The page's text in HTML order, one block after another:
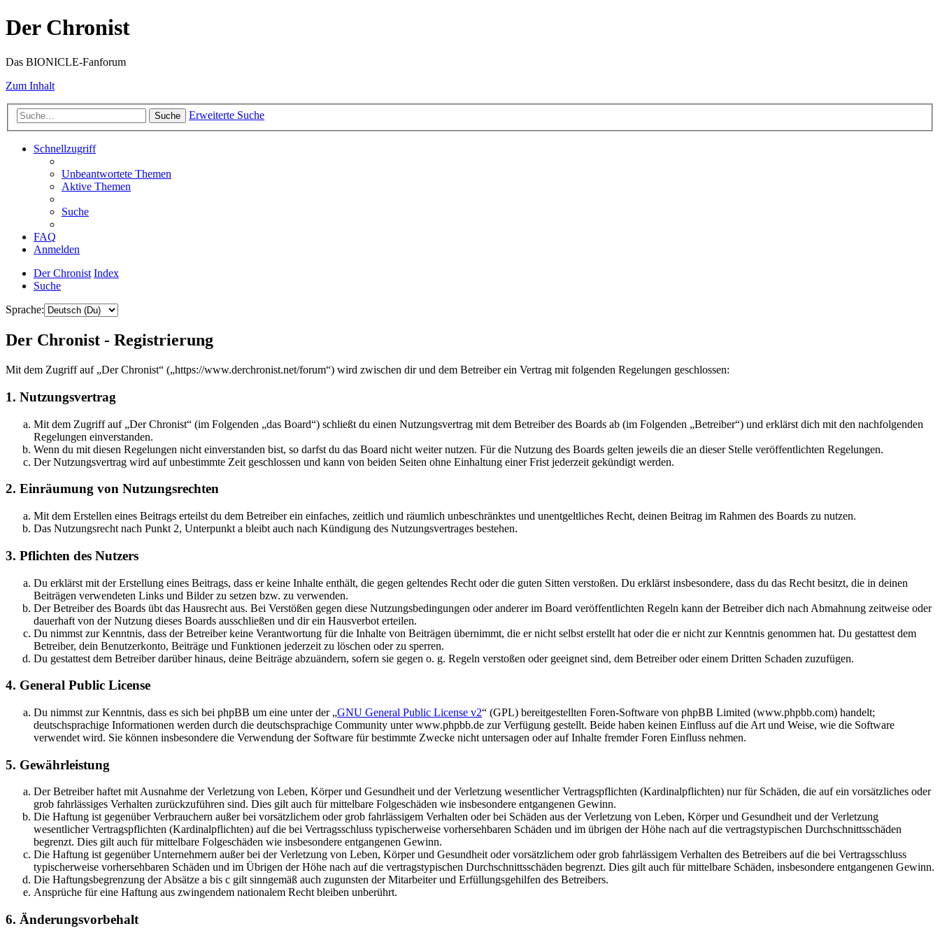
Der Chronist
Das BIONICLE-Fanforum
Zum Inhalt
Suche Erweiterte Suche
Schnellzugriff
Unbeantwortete Themen
Aktive Themen
Suche
FAQ
Anmelden
Der Chronist Index
Suche
Sprache:
Der Chronist - Registrierung
Mit dem Zugriff auf „Der Chronist“ („https://www.derchronist.net/forum“) wird zwischen dir und dem Betreiber ein Vertrag mit folgenden Regelungen geschlossen:
1. Nutzungsvertrag
Mit dem Zugriff auf „Der Chronist“ (im Folgenden „das Board“) schließt du einen Nutzungsvertrag mit dem Betreiber des Boards ab (im Folgenden „Betreiber“) und erklärst dich mit den nachfolgenden
Regelungen einverstanden.
Wenn du mit diesen Regelungen nicht einverstanden bist, so darfst du das Board nicht weiter nutzen. Für die Nutzung des Boards gelten jeweils die an dieser Stelle veröffentlichten Regelungen.
Der Nutzungsvertrag wird auf unbestimmte Zeit geschlossen und kann von beiden Seiten ohne Einhaltung einer Frist jederzeit gekündigt werden.
2. Einräumung von Nutzungsrechten
Mit dem Erstellen eines Beitrags erteilst du dem Betreiber ein einfaches, zeitlich und räumlich unbeschränktes und unentgeltliches Recht, deinen Beitrag im Rahmen des Boards zu nutzen.
Das Nutzungsrecht nach Punkt 2, Unterpunkt a bleibt auch nach Kündigung des Nutzungsvertrages bestehen.
3. Pflichten des Nutzers
Du erklärst mit der Erstellung eines Beitrags, dass er keine Inhalte enthält, die gegen geltendes Recht oder die guten Sitten verstoßen. Du erklärst insbesondere, dass du das Recht besitzt, die in deinen
Beiträgen verwendeten Links und Bilder zu setzen bzw. zu verwenden.
Der Betreiber des Boards übt das Hausrecht aus. Bei Verstößen gegen diese Nutzungsbedingungen oder anderer im Board veröffentlichten Regeln kann der Betreiber dich nach Abmahnung zeitweise oder
dauerhaft von der Nutzung dieses Boards ausschließen und dir ein Hausverbot erteilen.
Du nimmst zur Kenntnis, dass der Betreiber keine Verantwortung für die Inhalte von Beiträgen übernimmt, die er nicht selbst erstellt hat oder die er nicht zur Kenntnis genommen hat. Du gestattest dem
Betreiber, dein Benutzerkonto, Beiträge und Funktionen jederzeit zu löschen oder zu sperren.
Du gestattest dem Betreiber darüber hinaus, deine Beiträge abzuändern, sofern sie gegen o. g. Regeln verstoßen oder geeignet sind, dem Betreiber oder einem Dritten Schaden zuzufügen.
4. General Public License
Du nimmst zur Kenntnis, dass es sich bei phpBB um eine unter der „GNU General Public License v2“ (GPL) bereitgestellten Foren-Software von phpBB Limited (www.phpbb.com) handelt;
deutschsprachige Informationen werden durch die deutschsprachige Community unter www.phpbb.de zur Verfügung gestellt. Beide haben keinen Einfluss auf die Art und Weise, wie die Software
verwendet wird. Sie können insbesondere die Verwendung der Software für bestimmte Zwecke nicht untersagen oder auf Inhalte fremder Foren Einfluss nehmen.
5. Gewährleistung
Der Betreiber haftet mit Ausnahme der Verletzung von Leben, Körper und Gesundheit und der Verletzung wesentlicher Vertragspflichten (Kardinalpflichten) nur für Schäden, die auf ein vorsätzliches oder
grob fahrlässiges Verhalten zurückzuführen sind. Dies gilt auch für mittelbare Folgeschäden wie insbesondere entgangenen Gewinn.
Die Haftung ist gegenüber Verbrauchern außer bei vorsätzlichem oder grob fahrlässigem Verhalten oder bei Schäden aus der Verletzung von Leben, Körper und Gesundheit und der Verletzung
wesentlicher Vertragspflichten (Kardinalpflichten) auf die bei Vertragsschluss typischerweise vorhersehbaren Schäden und im übrigen der Höhe nach auf die vertragstypischen Durchschnittsschäden
begrenzt. Dies gilt auch für mittelbare Folgeschäden wie insbesondere entgangenen Gewinn.
Die Haftung ist gegenüber Unternehmern außer bei der Verletzung von Leben, Körper und Gesundheit oder vorsätzlichem oder grob fahrlässigem Verhalten des Betreibers auf die bei Vertragsschluss
typischerweise vorhersehbaren Schäden und im Übrigen der Höhe nach auf die vertragstypischen Durchschnittsschäden begrenzt. Dies gilt auch für mittelbare Schäden, insbesondere entgangenen Gewinn.
Die Haftungsbegrenzung der Absätze a bis c gilt sinngemäß auch zugunsten der Mitarbeiter und Erfüllungsgehilfen des Betreibers.
Ansprüche für eine Haftung aus zwingendem nationalem Recht bleiben unberührt.
6. Änderungsvorbehalt